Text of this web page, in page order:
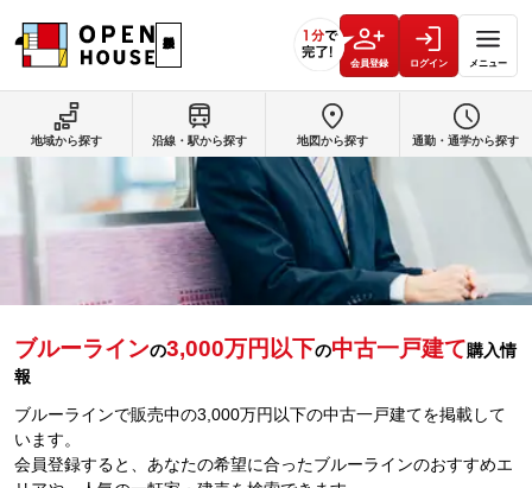
会員登録 ログイン メニュー
ブルーラインの3,000万円以下の中古一戸建て購入情
報
ブルーラインで販売中の3,000万円以下の中古一戸建てを掲載して
います。
会員登録すると、あなたの希望に合ったブルーラインのおすすめエ
地域から探す 沿線・駅から探す 地図から探す 通勤・通学から探す